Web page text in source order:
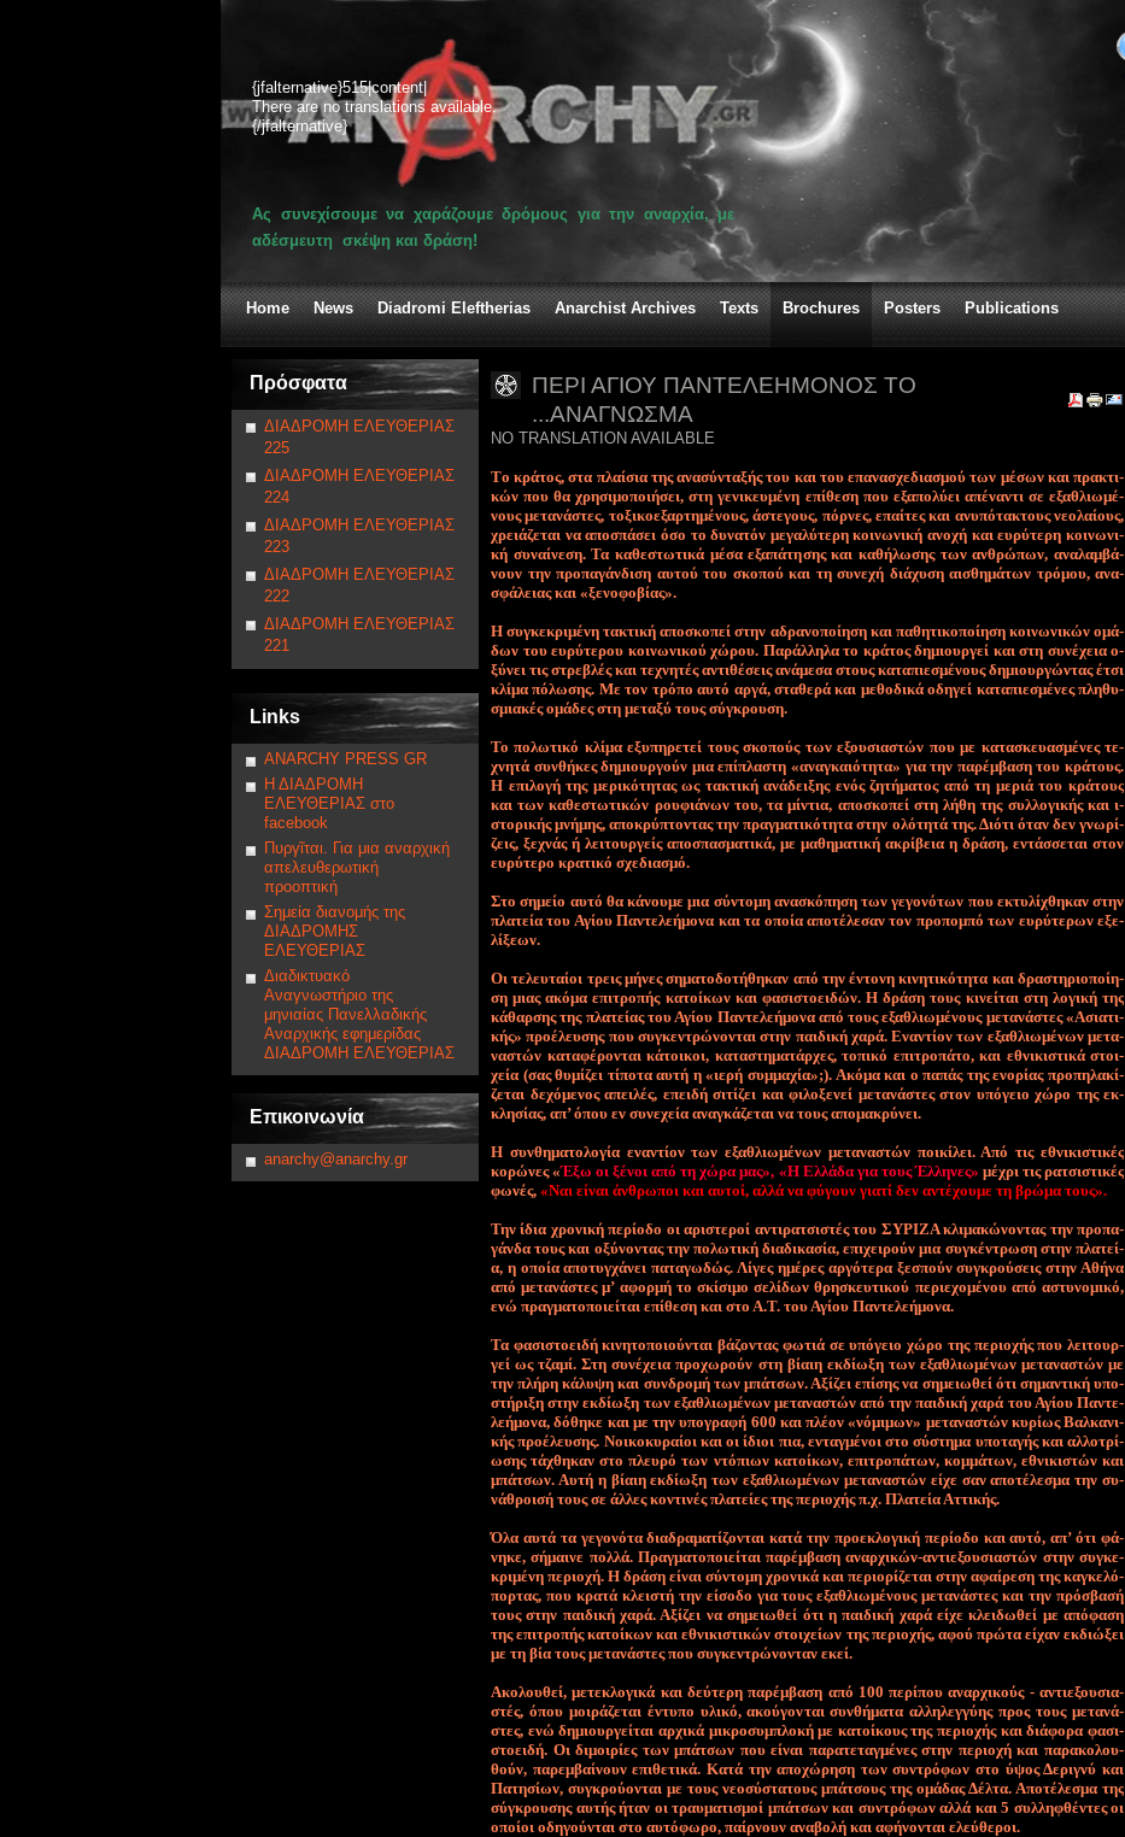
{jfalternative}515|content|
There are no translations available.
{/jfalternative}
Ας συνεχίσουμε να χαράζουμε δρόμους για την αναρχία, με
αδέσμευτη σκέψη και δράση!
Home News Diadromi Eleftherias Anarchist Archives Texts Brochures Posters Publications
Πρόσφατα
ΔΙΑΔΡΟΜΗ ΕΛΕΥΘΕΡΙΑΣ
225
ΔΙΑΔΡΟΜΗ ΕΛΕΥΘΕΡΙΑΣ
224
ΔΙΑΔΡΟΜΗ ΕΛΕΥΘΕΡΙΑΣ
223
ΔΙΑΔΡΟΜΗ ΕΛΕΥΘΕΡΙΑΣ
222
ΔΙΑΔΡΟΜΗ ΕΛΕΥΘΕΡΙΑΣ
221
Links
ANARCHY PRESS GR
Η ΔΙΑΔΡΟΜΗ
ΕΛΕΥΘΕΡΙΑΣ στο
facebook
Πυργῖται. Για μια αναρχική
απελευθερωτική
προοπτική
Σημεία διανομής της
ΔΙΑΔΡΟΜΗΣ
ΕΛΕΥΘΕΡΙΑΣ
Διαδικτυακό
Αναγνωστήριο της
μηνιαίας Πανελλαδικής
Αναρχικής εφημερίδας
ΔΙΑΔΡΟΜΗ ΕΛΕΥΘΕΡΙΑΣ
Επικοινωνία
anarchy@anarchy.gr
ΠΕΡΙ ΑΓΙΟΥ ΠΑΝΤΕΛΕΗΜΟΝΟΣ ΤΟ
...ΑΝΑΓΝΩΣΜΑ
NO TRANSLATION AVAILABLE
Tο κρά­τος, στα πλαί­σια της α­να­σύ­ντα­ξής του και του ε­πα­να­σχε­δια­σμού των μέ­σων και πρα­κτι­
κών που θα χρη­σι­μο­ποι­ή­σει, στη γε­νι­κευ­μέ­νη ε­πί­θε­ση που ε­ξα­πο­λύ­ει α­πέ­να­ντι σε ε­ξα­θλιω­μέ­
νους με­τα­νά­στες, το­ξι­κο­ε­ξαρ­τη­μέ­νους, ά­στε­γους, πόρ­νες, ε­παί­τες και α­νυ­πό­τα­κτους νε­ο­λαί­ους,
χρειά­ζε­ται να α­πο­σπά­σει ό­σο το δυ­να­τόν με­γα­λύ­τε­ρη κοι­νω­νι­κή α­νο­χή και ευ­ρύ­τε­ρη κοι­νω­νι­
κή συ­ναί­νε­ση. Τα κα­θε­στω­τι­κά μέ­σα ε­ξα­πά­τη­σης και κα­θή­λω­σης των αν­θρώ­πων, α­να­λαμ­βά­
νουν την προ­πα­γάν­δι­ση αυ­τού του σκο­πού και τη συ­νε­χή διά­χυ­ση αι­σθη­μά­των τρό­μου, α­να­
σφά­λειας και «ξε­νο­φοβίας».
Η συ­γκε­κρι­μέ­νη τα­κτι­κή α­πο­σκο­πεί στην α­δρα­νο­ποί­η­ση και πα­θη­τι­κο­ποί­η­ση κοι­νω­νι­κών ο­μά­
δων του ευ­ρύ­τε­ρου κοι­νω­νι­κού χώ­ρου. Πα­ράλ­λη­λα το κρά­τος δη­μιουρ­γεί και στη συ­νέ­χεια ο­
ξύ­νει τις στρε­βλές και τε­χνη­τές α­ντι­θέ­σεις α­νά­με­σα στους κα­τα­πιε­σμέ­νους δη­μιουρ­γώ­ντας έ­τσι
κλί­μα πό­λω­σης. Με τον τρό­πο αυ­τό αρ­γά, στα­θε­ρά και με­θο­δι­κά ο­δη­γεί κα­τα­πιε­σμέ­νες πλη­θυ­
σμια­κές ο­μά­δες στη με­τα­ξύ τους σύ­γκρου­ση.
Το πο­λω­τι­κό κλί­μα ε­ξυ­πη­ρε­τεί τους σκο­πούς των ε­ξου­σια­στών που με κα­τα­σκευα­σμέ­νες τε­
χνη­τά συν­θή­κες δη­μιουρ­γούν μια ε­πί­πλα­στη «α­να­γκαιό­τη­τα» για την πα­ρέμ­βα­ση του κρά­τους.
Η ε­πι­λο­γή της με­ρι­κό­τη­τας ως τα­κτι­κή α­νά­δει­ξης ε­νός ζη­τή­μα­τος α­πό τη με­ριά του κρά­τους
και των κα­θε­στω­τι­κών ρου­φιά­νων του, τα μί­ντια, α­πο­σκο­πεί στη λή­θη της συλ­λο­γι­κής και ι­
στο­ρι­κής μνή­μης, α­πο­κρύ­πτο­ντας την πραγ­μα­τι­κό­τη­τα στην ο­λό­τη­τά της. Διό­τι ό­ταν δεν γνω­ρί­
ζεις, ξε­χνάς ή λει­τουρ­γείς α­πο­σπα­σμα­τι­κά, με μα­θη­μα­τι­κή α­κρί­βεια η δρά­ση, ε­ντάσ­σε­ται στον
ευ­ρύ­τε­ρο κρα­τι­κό σχε­διασμό.
Στο ση­μεί­ο αυ­τό θα κά­νου­με μια σύ­ντο­μη α­να­σκό­πη­ση των γε­γο­νό­των που ε­κτυ­λί­χθη­καν στην
πλα­τεί­α του Α­γί­ου Πα­ντε­λε­ή­μο­να και τα ο­ποί­α α­πο­τέ­λε­σαν τον προ­πο­μπό των ευ­ρύ­τε­ρων ε­ξε­
λί­ξε­ων.
Οι τε­λευ­ταί­οι τρεις μή­νες ση­μα­το­δο­τή­θη­καν α­πό την έ­ντο­νη κι­νη­τι­κό­τη­τα και δρα­στη­ριο­ποί­η­
ση μιας α­κό­μα ε­πι­τρο­πής κα­τοί­κων και φα­σι­στο­ει­δών. Η δρά­ση τους κι­νεί­ται στη λο­γι­κή της
κά­θαρ­σης της πλα­τεί­ας του Α­γί­ου Πα­ντε­λε­ή­μο­να α­πό τους ε­ξα­θλιω­μέ­νους με­τα­νά­στες «Α­σια­τι­
κής» προ­έ­λευ­σης που συ­γκε­ντρώ­νο­νται στην παι­δι­κή χα­ρά. Ε­να­ντί­ον των ε­ξα­θλιω­μέ­νων με­τα­
να­στών κα­τα­φέ­ρο­νται κά­τοι­κοι, κα­τα­στη­μα­τάρ­χες, το­πι­κό ε­πι­τρο­πά­το, και ε­θνι­κι­στι­κά στοι­
χεί­α (σας θυ­μί­ζει τί­πο­τα αυ­τή η «ιε­ρή συμ­μα­χί­α»;). Α­κό­μα και ο πα­πάς της ε­νο­ρί­ας προ­πη­λα­κί­
ζε­ται δε­χό­με­νος α­πει­λές, ε­πει­δή σι­τί­ζει και φι­λο­ξε­νεί με­τα­νά­στες στον υ­πό­γειο χώ­ρο της εκ­
κλη­σί­ας, απ’ ό­που εν συ­νε­χεί­α α­να­γκά­ζε­ται να τους α­πο­μακρύνει.
Η συνθηματολογία εναντίον των εξαθλιωμένων μετα­ναστών ποικίλει. Από τις εθνικιστικές
κορώνες «Έξω οι ξένοι από τη χώρα μας», «Η Ελλάδα για τους Έλ­λη­νες» μέχρι τις ρατσιστικές
φωνές, «Ναι είναι άνθρω­ποι και αυτοί, αλλά να φύγουν γιατί δεν αντέχουμε τη βρώμα τους».
Την ί­δια χρο­νι­κή πε­ρί­ο­δο οι α­ρι­στε­ροί α­ντι­ρα­τσι­στές του ΣΥ­ΡΙ­ΖΑ κλι­μα­κώ­νο­ντας την προ­πα­
γάν­δα τους και ο­ξύ­νο­ντας την πο­λω­τι­κή δια­δι­κα­σί­α, ε­πι­χει­ρούν μια συ­γκέ­ντρω­ση στην πλα­τεί­
α, η ο­ποί­α α­πο­τυγ­χά­νει πα­τα­γω­δώς. Λί­γες η­μέ­ρες αρ­γό­τε­ρα ξε­σπούν συ­γκρού­σεις στην Α­θή­να
α­πό με­τα­νά­στες μ’ α­φορ­μή το σκί­σι­μο σε­λί­δων θρη­σκευ­τι­κού πε­ριε­χο­μέ­νου α­πό α­στυ­νο­μι­κό,
ε­νώ πραγ­μα­το­ποιεί­ται ε­πί­θε­ση και στο Α.Τ. του Α­γί­ου Πα­ντε­λε­ή­μο­να.
Τα φα­σι­στο­ει­δή κι­νη­το­ποιού­νται βά­ζο­ντας φω­τιά σε υ­πό­γειο χώ­ρο της πε­ριο­χής που λει­τουρ­
γεί ως τζα­μί. Στη συ­νέ­χεια προ­χω­ρούν στη βί­αι­η εκ­δί­ω­ξη των ε­ξα­θλιω­μέ­νων με­τα­να­στών με
την πλή­ρη κά­λυ­ψη και συν­δρο­μή των μπά­τσων. Α­ξί­ζει ε­πί­σης να ση­μειω­θεί ό­τι ση­μα­ντι­κή υ­πο­
στή­ρι­ξη στην εκ­δί­ω­ξη των ε­ξα­θλιω­μέ­νων με­τα­να­στών α­πό την παι­δι­κή χα­ρά του Α­γί­ου Πα­ντε­
λε­ή­μο­να, δό­θη­κε και με την υ­πο­γρα­φή 600 και πλέ­ον «νό­μι­μων» με­τα­να­στών κυ­ρί­ως Βαλ­κα­νι­
κής προ­έ­λευ­σης. Νοι­κο­κυ­ραί­οι και οι ί­διοι πια, ε­νταγ­μέ­νοι στο σύ­στη­μα υ­πο­τα­γής και αλ­λο­τρί­
ω­σης τά­χθη­καν στο πλευ­ρό των ντό­πιων κα­τοί­κων, ε­πι­τρο­πά­των, κομ­μά­των, ε­θνι­κι­στών και
μπά­τσων. Αυ­τή η βί­αι­η εκ­δί­ω­ξη των ε­ξα­θλιω­μέ­νων με­τα­να­στών εί­χε σαν α­πο­τέ­λε­σμα την συ­
νά­θροι­σή τους σε άλ­λες κο­ντι­νές πλα­τεί­ες της πε­ριο­χής π.χ. Πλα­τεί­α Ατ­τι­κής.
Ό­λα αυ­τά τα γε­γο­νό­τα δια­δρα­μα­τί­ζο­νται κα­τά την προ­ε­κλο­γι­κή πε­ρί­ο­δο και αυ­τό, α­π’ ό­τι φά­
νη­κε, σή­μαι­νε πολ­λά. Πραγ­μα­το­ποιεί­ται πα­ρέμ­βα­ση α­ναρ­χι­κών-α­ντιε­ξου­σια­στών στην συ­γκε­
κρι­μέ­νη πε­ριο­χή. Η δρά­ση εί­ναι σύ­ντο­μη χρο­νι­κά και πε­ριο­ρί­ζε­ται στην α­φαί­ρε­ση της κα­γκε­λό­
πορ­τας, που κρα­τά κλει­στή την εί­σο­δο για τους ε­ξα­θλιω­μέ­νους με­τα­νά­στες και την πρό­σβα­σή
τους στην παι­δι­κή χα­ρά. Α­ξί­ζει να ση­μειω­θεί ό­τι η παι­δι­κή χα­ρά εί­χε κλει­δω­θεί με α­πό­φα­ση
της ε­πι­τρο­πής κα­τοί­κων και ε­θνι­κι­στι­κών στοι­χεί­ων της πε­ριο­χής, α­φού πρώ­τα εί­χαν εκ­διώ­ξει
με τη βί­α τους με­τα­νά­στες που συ­γκε­ντρώ­νο­νταν ε­κεί.
Α­κο­λου­θεί, με­τε­κλο­γι­κά και δεύ­τε­ρη πα­ρέμ­βα­ση α­πό 100 πε­ρί­που α­ναρ­χι­κούς - α­ντιε­ξου­σια­
στές, ό­που μοι­ρά­ζε­ται έ­ντυ­πο υ­λι­κό, α­κού­γο­νται συν­θή­μα­τα αλ­λη­λεγ­γύ­ης προς τους με­τα­νά­
στες, ε­νώ δη­μιουρ­γεί­ται αρ­χι­κά μι­κρο­συ­μπλο­κή με κα­τοί­κους της πε­ριο­χής και διά­φο­ρα φα­σι­
στο­ει­δή. Οι δι­μοι­ρί­ες των μπά­τσων ­που εί­ναι πα­ρα­τε­ταγ­μέ­νες στην πε­ριο­χή και πα­ρα­κο­λου­
θούν, πα­ρεμ­βαί­νουν ε­πι­θε­τι­κά. Κα­τά την α­πο­χώ­ρη­ση των συ­ντρό­φων στο ύ­ψος Δε­ρι­γνύ και
Πα­τη­σί­ων, συ­γκρού­ο­νται με τους νε­ο­σύ­στα­τους μπά­τσους της ο­μά­δας Δέλ­τα. Α­πο­τέ­λε­σμα της
σύ­γκρου­σης αυ­τής ή­ταν οι τραυ­μα­τι­σμοί μπά­τσων και συ­ντρό­φων αλ­λά και 5 συλληφθέντες οι
ο­ποί­οι ο­δη­γού­νται στο αυ­τό­φω­ρο, παίρ­νουν α­να­βο­λή και α­φή­νο­νται ε­λεύ­θε­ροι.